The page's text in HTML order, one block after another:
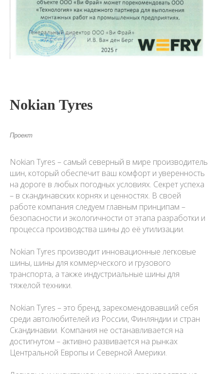
Nokian Tyres
Проект
Nokian Tyres – самый северный в мире производитель
шин, который обеспечит ваш комфорт и уверенность
на дороге в любых погодных условиях. Секрет успеха
– в скандинавских корнях и ценностях. В своей
работе компания следуем главным принципам –
безопасности и экологичности от этапа разработки и
процесса производства шины до её утилизации.
Nokian Tyres производит инновационные легковые
шины, шины для коммерческого и грузового
транспорта, а также индустриальные шины для
тяжелой техники.
Nokian Tyres – это бренд, зарекомендовавший себя
среди автолюбителей из России, Финляндии и стран
Скандинавии. Компания не останавливается на
достигнутом – активно развивается на рынках
Центральной Европы и Северной Америки.